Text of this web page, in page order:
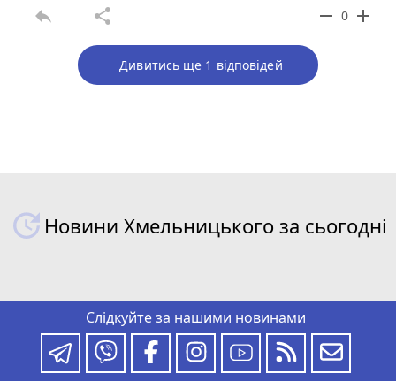
reply share remove 0 add
Дивитись ще 1 відповідей
Новини Хмельницького за сьогодні
Слідкуйте за нашими новинами